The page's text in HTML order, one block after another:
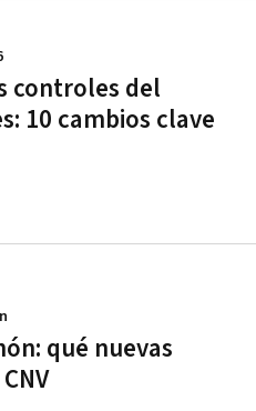
controles del
10 cambios clave
qué nuevas